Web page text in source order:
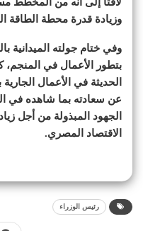
وزيادة قدرة محطة الطاقة
وفي ختام جولته الميدانية
بتطور الأعمال في المنجم،
الحديثة في الأعمال الجارية
عن سعادته بما شاهده في
الجهود المبذولة من أجل
الاقتصاد المصري.
رئيس الوزراء